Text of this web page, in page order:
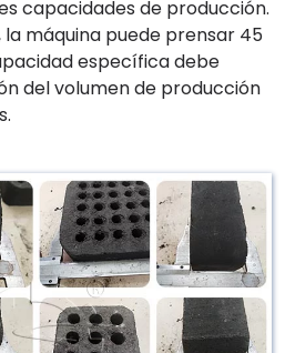
capacidades de producción.
máquina puede prensar 45
específica debe
del volumen de producción